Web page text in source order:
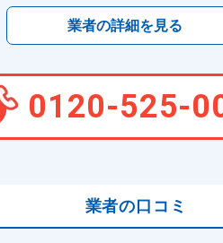
業者の詳細を見る
0120-525-
業者の口コミ